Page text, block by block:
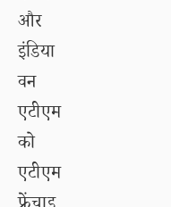
और
इंडिया
वन
एटीएम
को
एटीएम